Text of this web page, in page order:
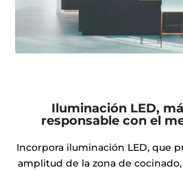
Iluminación LED,
responsable con el
Incorpora iluminación LED, que
amplitud de la zona de